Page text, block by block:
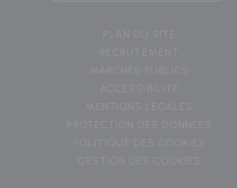
PLAN DU SITE
RECRUTEMENT
MARCHÉS PUBLICS
ACCESSIBILITÉ
MENTIONS LÉGALES